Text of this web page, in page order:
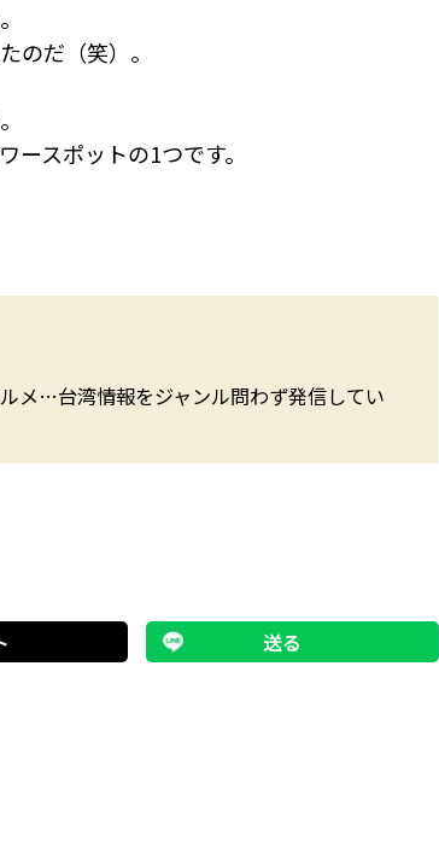
のだ（笑）。
スポットの1つです。
メ…台湾情報をジャンル問わず発信してい
送る